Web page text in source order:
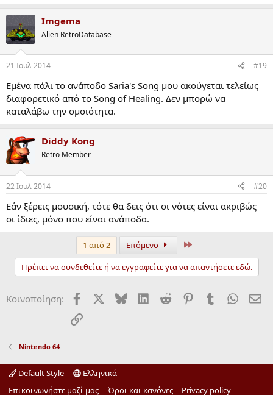
Imgema
Alien RetroDatabase
21 Ιουλ 2014 #19
Εμένα πάλι το ανάποδο Saria's Song μου ακούγεται τελείως
διαφορετικό από το Song of Healing. Δεν μπορώ να
καταλάβω την ομοιότητα.
Diddy Kong
Retro Member
22 Ιουλ 2014 #20
Εάν ξέρεις μουσική, τότε θα δεις ότι οι νότες είναι ακριβώς
οι ίδιες, μόνο που είναι ανάποδα.
1 από 2 Επόμενο
Πρέπει να συνδεθείτε ή να εγγραφείτε για να απαντήσετε εδώ.
Κοινοποίηση: Facebook BlueskyLinkedInReddit PinterestTumblr
Σύνδεσμος
Nintendo 64
Default Style
Ελληνικά
Επικοινωνήστε μαζί μας
Όροι και κανόνες Privacy policy